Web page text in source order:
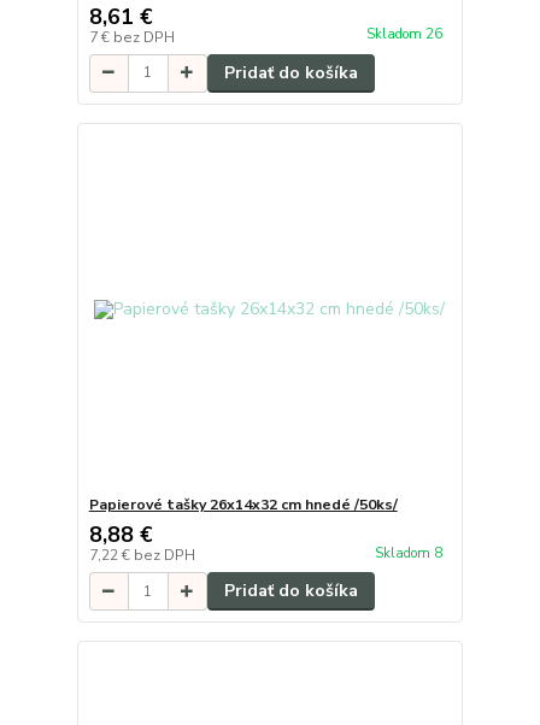
8,61 €
7 € bez DPH Skladom 26
Pridať do košíka
Papierové tašky 26x14x32 cm hnedé /50ks/
8,88 €
7,22 € bez DPH Skladom 8
Pridať do košíka